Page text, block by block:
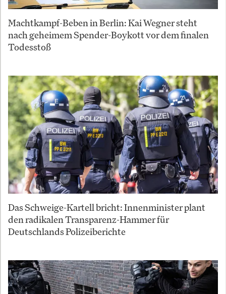
Machtkampf-Beben in Berlin: Kai Wegner steht
nach geheimem Spender-Boykott vor dem finalen
Todesstoß
Das Schweige-Kartell bricht: Innenminister plant
den radikalen Transparenz-Hammer für
Deutschlands Polizeiberichte